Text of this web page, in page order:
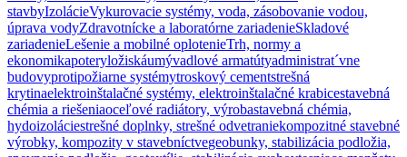
stavbyIzolácieVykurovacie systémy, voda, zásobovanie vodou,
úprava vodyZdravotnícke a laboratórne zariadenieSkladové
zariadenieLešenie a mobilné oplotenieTrh, normy a
ekonomikapoteryložiskáumývadlové armatútyadministrat´vne
budovyprotipožiarne systémytroskový cementstrešná
krytinaelektroinštalačné systémy, elektroinštalačné krabicestavebná
chémia a riešeniaoceľové radiátory, výrobastavebná chémia,
hydoizoláciestrešné doplnky, strešné odvetraniekompozitné stavebné
výrobky, kompozity v stavebníctvegeobunky, stabilizácia podložia,